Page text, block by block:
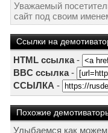
Уважаемый
сайт под своим
Ссылки на
HTML ссылка-
BBC ссылка-
ССЫЛКА -
Похожие
Улыбаемся как можем